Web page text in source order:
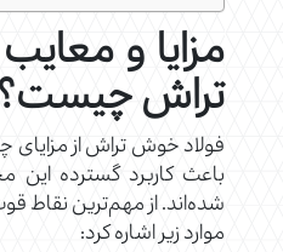
مزایا و
تراش چیست؟
فولاد خوش تراش از مزایای
باعث کاربرد گسترده
شده‌اند. از مهم‌ترین نقاط
موارد زیر اشاره کرد: